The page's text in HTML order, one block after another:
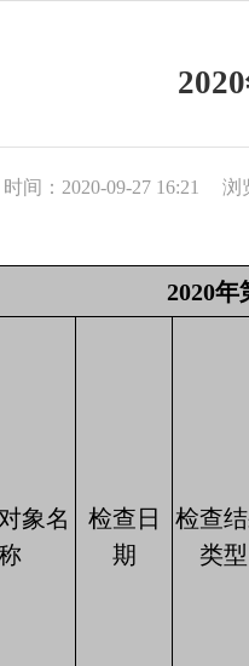
时间：2020-09-27 16:21 浏
2020
象名
检查日
期
检查
类型